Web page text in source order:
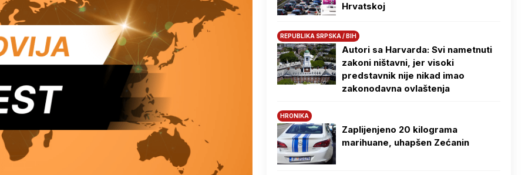
Hrvatskoj
REPUBLIKA SRPSKA / BIH
Autori sa Harvarda: Svi nametnuti
zakoni ništavni, jer visoki
predstavnik nije nikad imao
zakonodavna ovlaštenja
HRONIKA
Zaplijenjeno 20 kilograma
marihuane, uhapšen Zećanin